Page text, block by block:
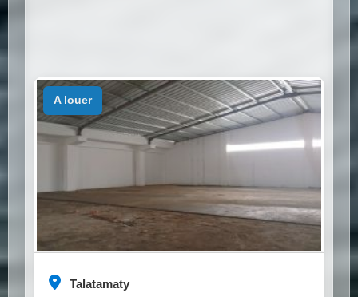
Talatamaty
a louer